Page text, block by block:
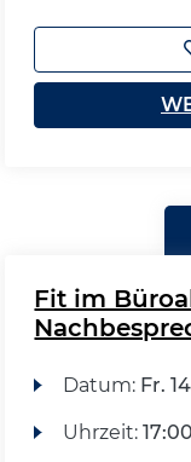
Fit im
Datum: Fr.
Uhrzeit: